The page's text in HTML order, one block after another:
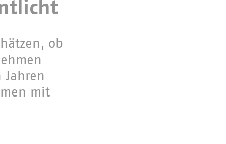
ob
Jahren
mit